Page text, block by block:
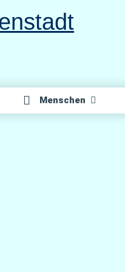
Men­schen